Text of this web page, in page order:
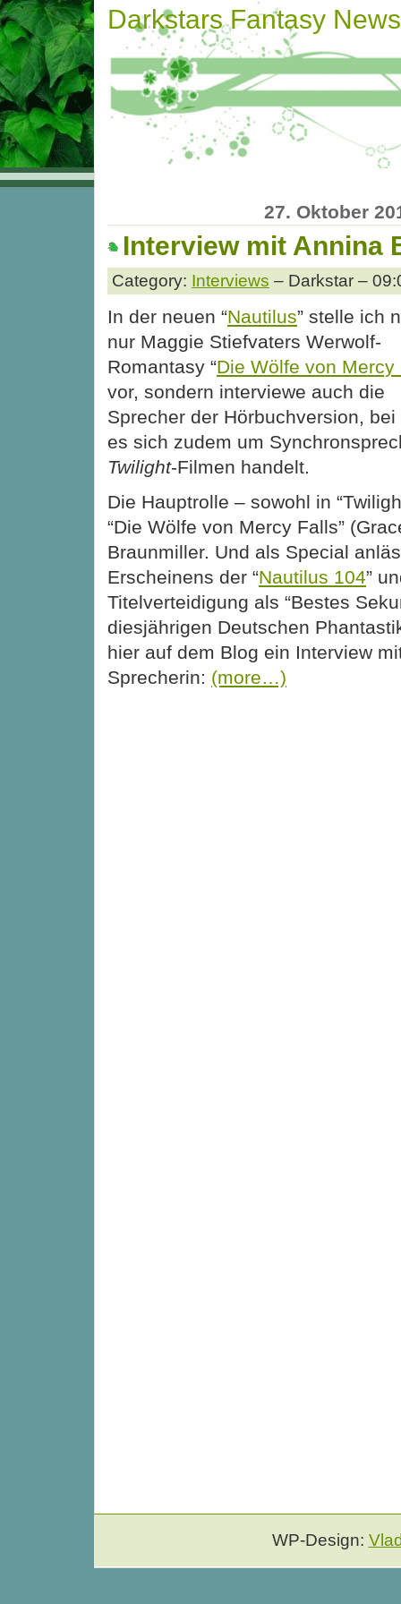
Darkstars Fantasy News
27. Oktober
Interview mit Annina
Category: Interviews – Darkstar –
In der neuen “Nautilus” stelle ich
nur Maggie Stiefvaters Werwolf-
Romantasy “Die Wölfe von Mercy
vor, sondern interviewe auch die
Sprecher der Hörbuchversion, bei
es sich zudem um
Twilight-Filmen handelt.
Die Hauptrolle – sowohl in
“Die Wölfe von Mercy Falls”
Braunmiller. Und als Special
Erscheinens der “Nautilus 104”
Titelverteidigung als “Bestes
diesjährigen Deutschen
hier auf dem Blog ein Interview
Sprecherin: (more…)
WP-Design: